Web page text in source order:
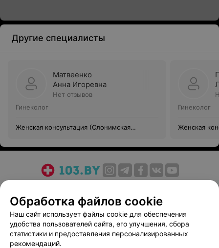
Другие специалисты
Матвеенко
Анна Игоревна
Нет отзывов
Гинеколог
Женская консультация (Слонимская
Гинеколог
Женская
Медицинский маркетинг
Публичный договор
Пользовательское соглашение
Способы оплаты
Вакансии
Партнеры
Написать руководителю 103.by
Обработка файлов cookie
Наш сайт использует файлы cookie для обеспечения
удобства пользователей сайта, его улучшения, сбора
статистики и предоставления персонализированных
рекомендаций.